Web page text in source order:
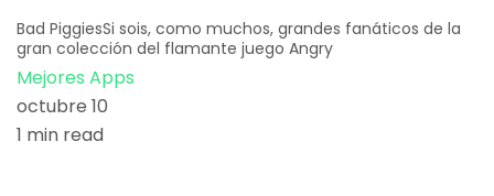
Bad PiggiesSi sois, como muchos, grandes fanáticos de la
gran colección del flamante juego Angry
Mejores Apps
octubre 10
1 min read